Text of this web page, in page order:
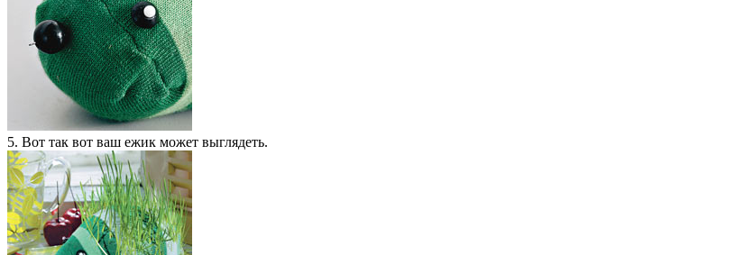
5. Вот так вот ваш ежик может выглядеть.